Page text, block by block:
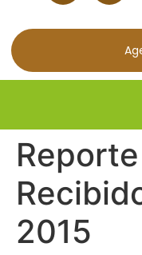
2015